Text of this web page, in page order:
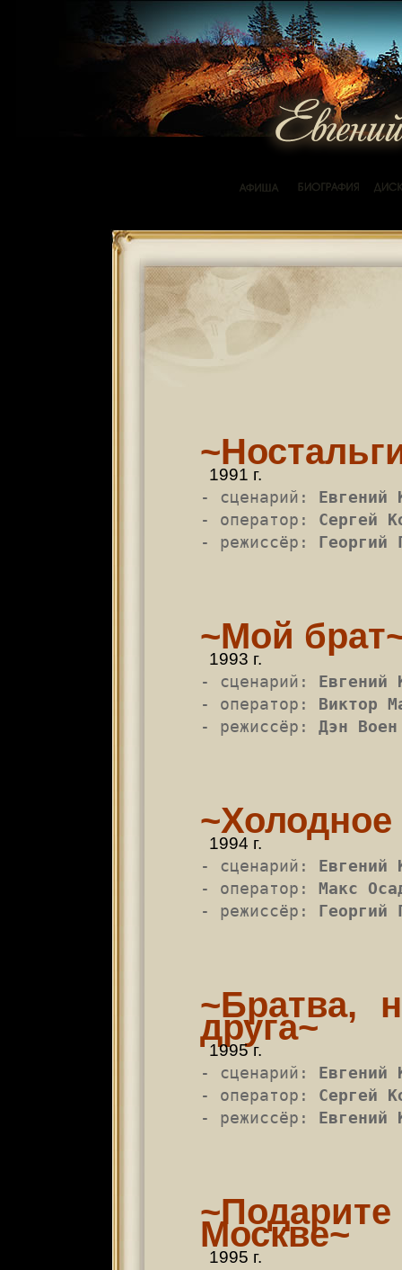
1991 г.
- сценарий: Евгений
- оператор: Сергей
- режиссёр: Георгий
~Мой
1993 г.
- сценарий: Евгений
- оператор: Виктор
- режиссёр: Дэн Воен
~Холодное
1994 г.
- сценарий: Евгений
- оператор: Макс
- режиссёр: Георгий
~Братва,
друга~
1995 г.
- сценарий: Евгений
- оператор: Сергей
- режиссёр: Евгений
Москве~
1995 г.